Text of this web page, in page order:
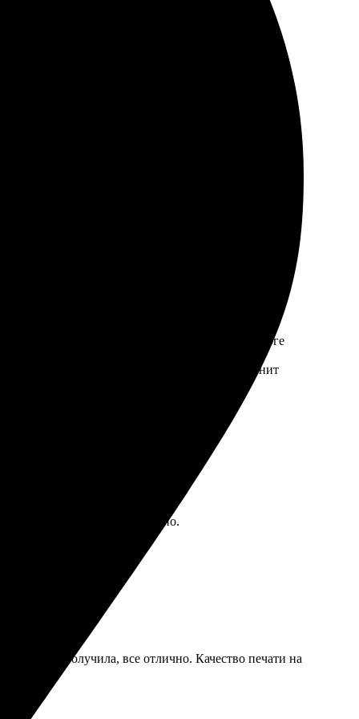
на высшем уровне! Приятно удивило, как
печати отличное, цена тоже порадовала.
и осталась довольна результатом.
понятным. Ожидала всего пару дней, а в итоге
обращусь снова. Рекомендую всем, кто ценит
удобен, всё на сайте понятно.
дней получила, все отлично. Качество печати на